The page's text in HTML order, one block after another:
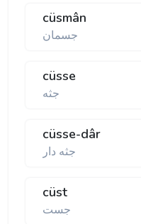
cüsmân
جسمان
cüsse
جثه
cüsse-dâr
جثه دار
cüst
جست